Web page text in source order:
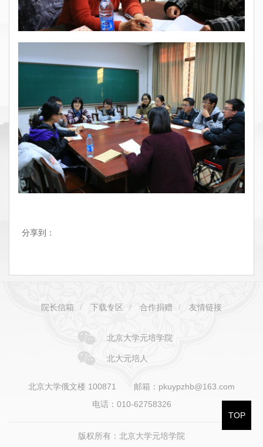
分享到：
TOP
院长信箱 / 下载专区 / 合作捐赠 / 友情链接
北京大学元培学院
北大元培人
北京大学俄文楼 100871
邮箱：pkuypzhb@163.com
电话：010-62758326
版权所有：北京大学元培学院